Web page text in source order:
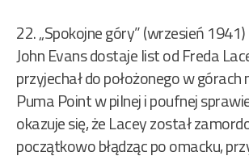
22. „Spokojne góry” (wrzesień
John Evans dostaje list od Freda
przyjechał do położonego w
Puma Point w pilnej i poufnej
okazuje się, że Lacey został
początkowo błądząc po omacku,